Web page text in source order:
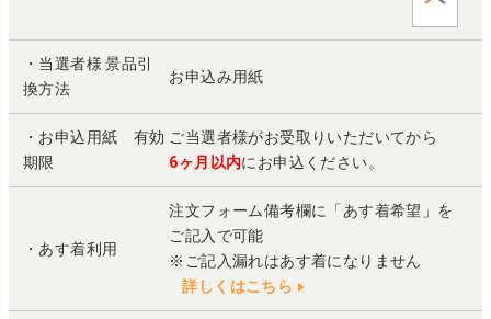
・当選者様 景品引
換方法
お申込み用紙
・お申込用紙 有効
期限
ご当選者様がお受取りいただいてから
6ヶ月以内にお申込ください。
・あす着利用
注文フォーム備考欄に「あす着希望」を
ご記入で可能
※ご記入漏れはあす着になりません
詳しくはこちら